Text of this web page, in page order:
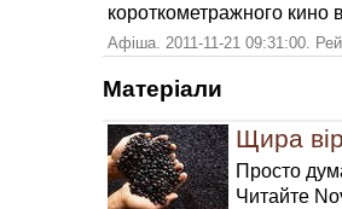
короткометражного кино
Афіша. 2011-11-21 09:31:00.
Матерiали
Щира
Просто
Читайте